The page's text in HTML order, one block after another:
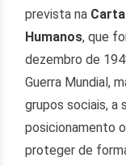
prevista na
Humanos, que
dezembro de
Guerra Mundial,
grupos sociais, a
posicionamento
proteger de